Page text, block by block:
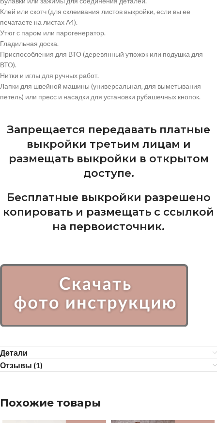
Клей или скотч (для склеивания листов выкройки, если вы ее
печатаете на листах А4).
Утюг с паром или парогенератор.
Гладильная доска.
Приспособления для ВТО (деревянный утюжок или подушка для
ВТО).
Нитки и иглы для ручных работ.
Лапки для швейной машины (универсальная, для выметывания
петель) или пресс и насадки для установки рубашечных кнопок.
Запрещается передавать платные
выкройки третьим лицам и
размещать выкройки в открытом
доступе.
Бесплатные выкройки разрешено
копировать и размещать с ссылкой
на первоисточник.
Детали
Отзывы (1)
Похожие товары